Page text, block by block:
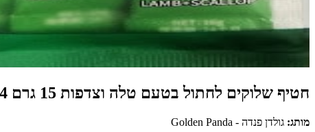
חטיף שלוקים לחתול בטעם טלה וצדפות 15 גרם 4 יח | Golden Panda
מותג: גולדן פנדה - Golden Panda